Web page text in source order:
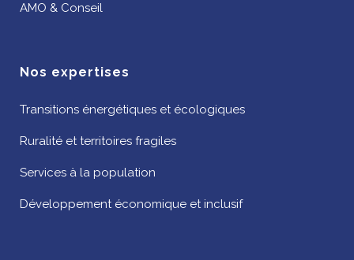
AMO & Conseil
Nos expertises
Transitions énergétiques et écologiques
Ruralité et territoires fragiles
Services à la population
Développement économique et inclusif